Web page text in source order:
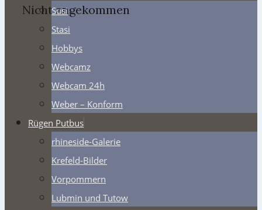
Nicht angekommen
Susi
Stasi
Hobbys
Webcamz
Webcam 24h
Weber – Konform
Rügen Putbus
rhineside-Galerie
Krefeld-Bilder
Vorpommern
Lubmin und Tutow